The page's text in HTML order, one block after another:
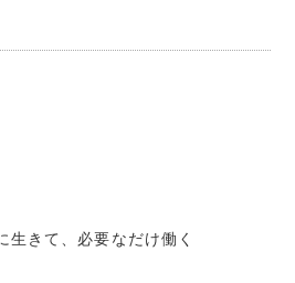
きて、必要なだけ働く